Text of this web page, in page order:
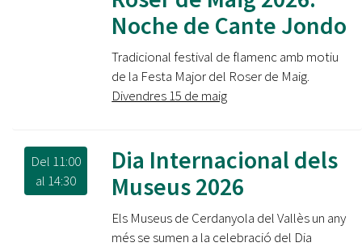
Noche de Cante Jondo
Tradicional festival de flamenc amb motiu
de la Festa Major del Roser de Maig.
Divendres 15 de maig
Del 11:00
al 14:30
Dia Internacional dels
Museus 2026
Els Museus de Cerdanyola del Vallès un any
més se sumen a la celebració del Dia